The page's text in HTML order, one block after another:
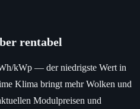
rentabel
kWp — der niedrigste Wert in
Klima bringt mehr Wolken und
Modulpreisen und